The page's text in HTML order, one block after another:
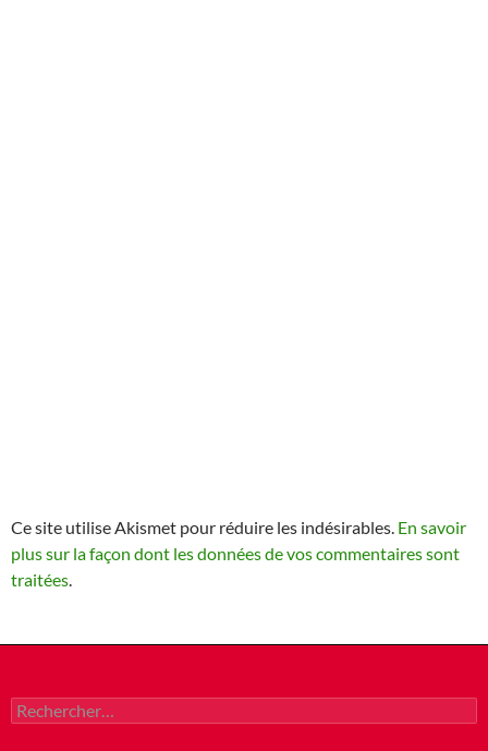
Ce site utilise Akismet pour réduire les indésirables. En savoir
plus sur la façon dont les données de vos commentaires sont
traitées.
Rechercher :